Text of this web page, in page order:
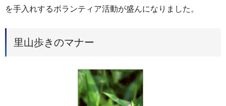
を手入れするボランティア活動が盛んになりました。
里山歩きのマナー